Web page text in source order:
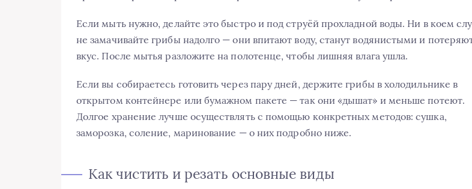
Если мыть нужно, делайте это быстро и под струёй прохладной воды. Ни в коем
не замачивайте грибы надолго — они впитают воду, станут водянистыми и
вкус. После мытья разложите на полотенце, чтобы лишняя влага ушла.
Если вы собираетесь готовить через пару дней, держите грибы в холодильнике в
открытом контейнере или бумажном пакете — так они «дышат» и меньше потеют.
Долгое хранение лучше осуществлять с помощью конкретных методов: сушка,
заморозка, соление, маринование — о них подробно ниже.
Как чистить и резать основные виды